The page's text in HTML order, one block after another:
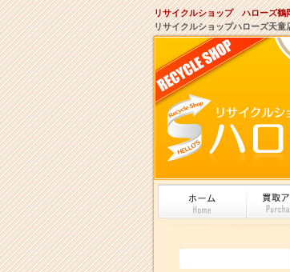
リサイクルショップ ハローズ鶴
リサイクルショップハローズ天